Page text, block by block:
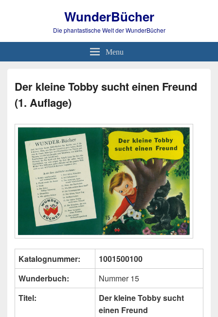
WunderBücher
Die phantastische Welt der WunderBücher
Menu
Der kleine Tobby sucht einen Freund
(1. Auflage)
Katalognummer:
1001500100
Wunderbuch:
Nummer 15
Titel:
Der kleine Tobby sucht
einen Freund